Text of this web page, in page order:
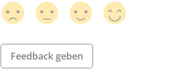
Feedback geben